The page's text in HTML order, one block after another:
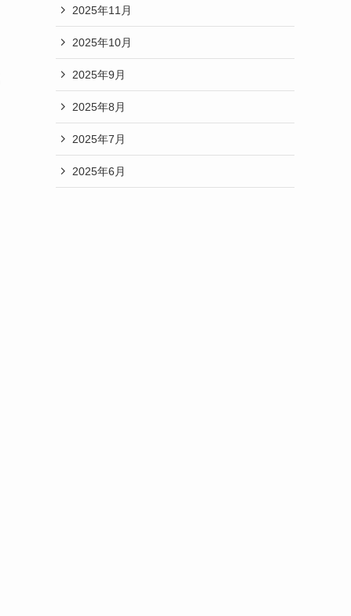
2025年11月
2025年10月
2025年9月
2025年8月
2025年7月
2025年6月